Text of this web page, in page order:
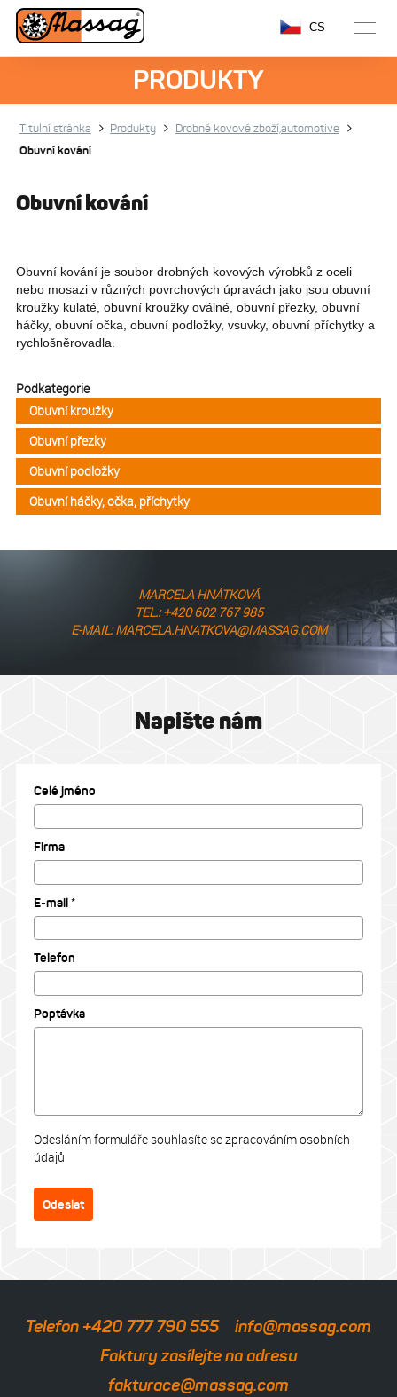
CS
PRODUKTY
Titulní stránka Produkty
Drobné kovové zboží,automotive
Obuvní kování
Obuvní kování
Obuvní kování je soubor drobných kovových výrobků z oceli
nebo mosazi v různých povrchových úpravách jako jsou obuvní
kroužky kulaté, obuvní kroužky oválné, obuvní přezky, obuvní
háčky, obuvní očka, obuvní podložky, vsuvky, obuvní příchytky a
rychlošněrovadla.
Podkategorie
Obuvní kroužky
Obuvní přezky
Obuvní podložky
Obuvní háčky, očka, příchytky
MARCELA HNÁTKOVÁ
TEL.: +420 602 767 985
E-MAIL: MARCELA.HNATKOVA@MASSAG.COM
Napište nám
Celé jméno
Firma
E-mail *
Telefon
Poptávka
Odesláním formuláře souhlasíte se zpracováním osobních
údajů
Odeslat
Telefon +420 777 790 555
info@massag.com
Faktury zasílejte na adresu
fakturace@massag.com